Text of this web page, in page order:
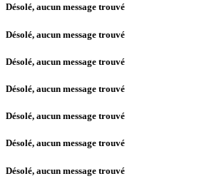
Désolé, aucun message trouvé
Désolé, aucun message trouvé
Désolé, aucun message trouvé
Désolé, aucun message trouvé
Désolé, aucun message trouvé
Désolé, aucun message trouvé
Désolé, aucun message trouvé